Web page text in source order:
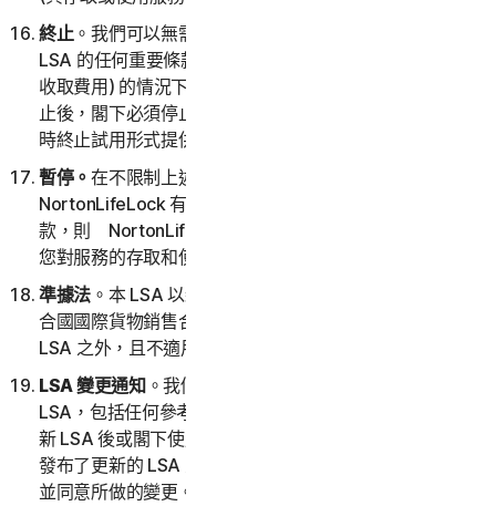
終止。我們可以無需理由或以任何理由，或在閣下違反本
LSA 的任何重要條款 (包括無法透過閣下選擇的付款方式
收取費用) 的情況下，終止閣下對服務的存取和使用。終
止後，閣下必須停止使用服務。NortonLifeLock 可以隨
時終止試用形式提供的任何服務。
暫停。在不限制上述規定的前提下，如果
NortonLifeLock 有理由懷疑您沒有遵循本 LSA 的任何條
款，則 NortonLifeLock 可能會進一步暫停您的帳戶或
您對服務的存取和使用。
準據法 。本 LSA 以新加坡法律為準據法。閣下同意「聯
合國國際貨物銷售合同公約」(1980 年) 明確排除在本
LSA 之外，且不適用於本 LSA。
LSA 變更通知 。我們可能會自行酌情決定隨時更新或修改
LSA，包括任何參考的政策和其他文件。請務必在我們更
新 LSA 後或閣下使用服務時檢閱 LSA。如果閣下在我們
發布了更新的 LSA 之後繼續使用服務，即表示閣下接受
並同意所做的變更。如果閣下不同意受變更約束，則不得